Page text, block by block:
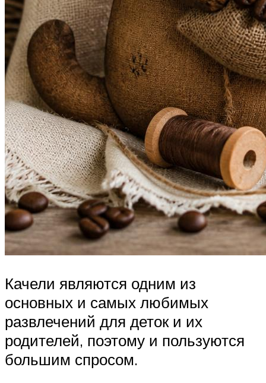
Качели являются одним из
основных и самых любимых
развлечений для деток и их
родителей, поэтому и пользуются
большим спросом.